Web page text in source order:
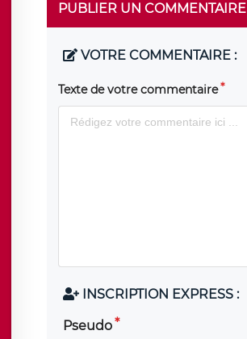
PUBLIER UN COMMENTAIRE
VOTRE COMMENTAIRE :
Texte de votre commentaire
INSCRIPTION EXPRESS :
Pseudo